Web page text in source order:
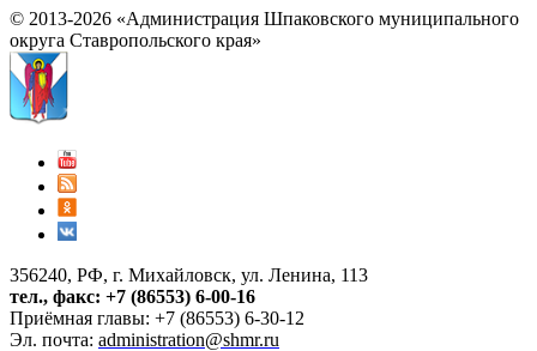
© 2013-2026 «Администрация Шпаковского муниципального
округа Ставропольского края»
356240, РФ, г. Михайловск, ул. Ленина, 113
тел., факс: +7 (86553) 6-00-16
Приёмная главы: +7 (86553) 6-30-12
Эл. почта: administration@shmr.ru